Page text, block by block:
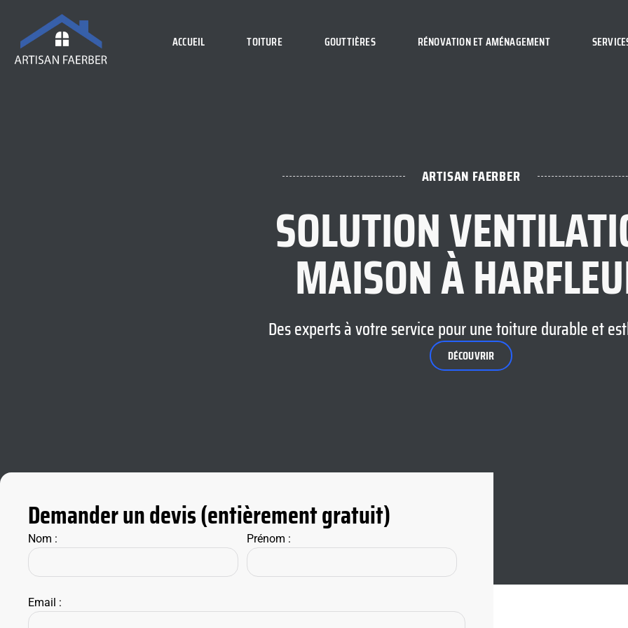
ACCUEIL TOITURE GOUTTIÈRES RÉNOVATION ET AMÉNAGEMENT
ARTISAN FAERBER
SOLUTION
MAISON À
Des experts à votre service pour une toiture durable et
DÉCOUVRIR
Demander un devis (entièrement gratuit)
Nom : Prénom :
Email :